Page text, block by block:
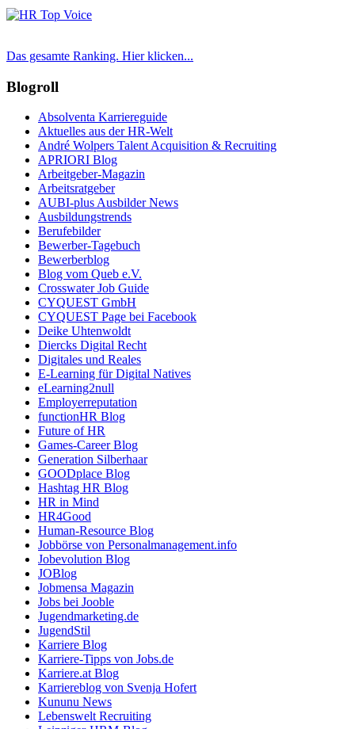
Das gesamte Ranking. Hier klicken...
Blogroll
Absolventa Karriereguide
Aktuelles aus der HR-Welt
André Wolpers Talent Acquisition & Recruiting
APRIORI Blog
Arbeitgeber-Magazin
Arbeitsratgeber
AUBI-plus Ausbilder News
Ausbildungstrends
Berufebilder
Bewerber-Tagebuch
Bewerberblog
Blog vom Queb e.V.
Crosswater Job Guide
CYQUEST GmbH
CYQUEST Page bei Facebook
Deike Uhtenwoldt
Diercks Digital Recht
Digitales und Reales
E-Learning für Digital Natives
eLearning2null
Employerreputation
functionHR Blog
Future of HR
Games-Career Blog
Generation Silberhaar
GOODplace Blog
Hashtag HR Blog
HR in Mind
HR4Good
Human-Resource Blog
Jobbörse von Personalmanagement.info
Jobevolution Blog
JOBlog
Jobmensa Magazin
Jobs bei Jooble
Jugendmarketing.de
JugendStil
Karriere Blog
Karriere-Tipps von Jobs.de
Karriere.at Blog
Karriereblog von Svenja Hofert
Kununu News
Lebenswelt Recruiting